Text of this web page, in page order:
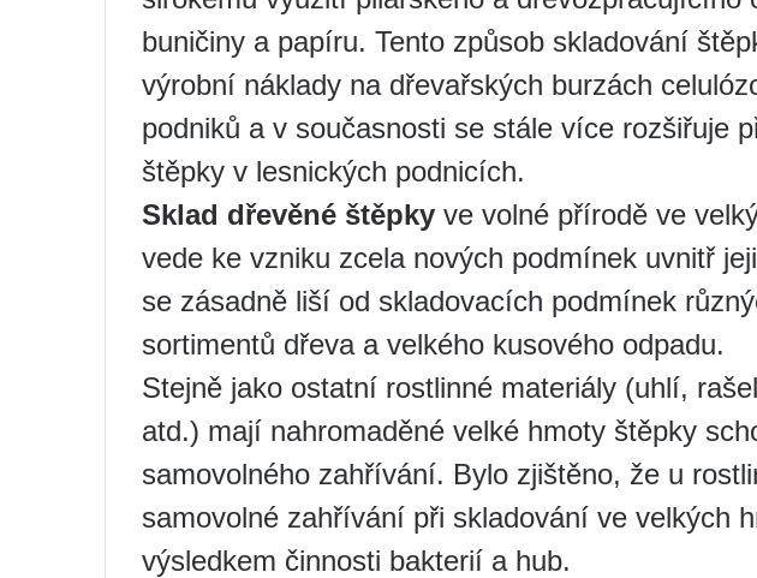
buničiny a papíru. Tento způsob skladování
výrobní náklady na dřevařských burzách
podniků a v současnosti se stále více rozšiřuje
štěpky v lesnických podnicích.
Sklad dřevěné štěpky ve volné přírodě ve
vede ke vzniku zcela nových podmínek uvnitř
se zásadně liší od skladovacích podmínek
sortimentů dřeva a velkého kusového odpadu.
Stejně jako ostatní rostlinné materiály (uhlí,
atd.) mají nahromaděné velké hmoty štěpky
samovolného zahřívání. Bylo zjištěno, že u
samovolné zahřívání při skladování ve velkých
výsledkem činnosti bakterií a hub.